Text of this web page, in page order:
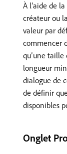
À l’aide de
créateur ou
valeur par
commencer
qu’une
longueur
dialogue de
de définir
disponibles
Onglet